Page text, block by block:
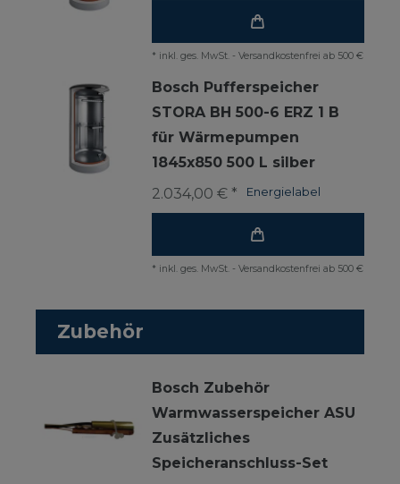
* inkl. ges. MwSt. - Versandkostenfrei ab 500 €
Bosch Pufferspeicher
STORA BH 500-6 ERZ 1 B
für Wärmepumpen
1845x850 500 L silber
Energielabel
2.034,00 € *
* inkl. ges. MwSt. - Versandkostenfrei ab 500 €
Zubehör
Bosch Zubehör
Warmwasserspeicher ASU
Zusätzliches
Speicheranschluss-Set